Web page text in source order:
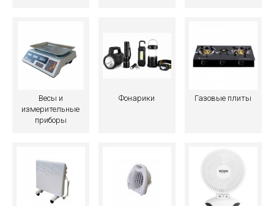
Весы и
измерительные
приборы
Фонарики Газовые плиты